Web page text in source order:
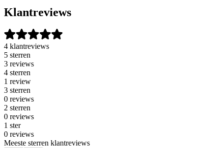
Klantreviews
4 klantreviews
5 sterren
3 reviews
4 sterren
1 review
3 sterren
0 reviews
2 sterren
0 reviews
1 ster
0 reviews
Meeste sterren klantreviews